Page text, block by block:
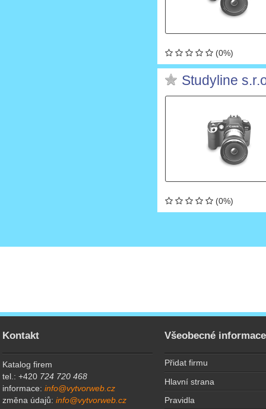
(0%)
Studyline
(0%)
Kontakt
Katalog firem
tel.: +420 724 720 468
informace:info@vytvorweb.cz
změna údajů:info@vytvorweb.cz
Všeobecné informace
Přidat firmu
Hlavní strana
Pravidla